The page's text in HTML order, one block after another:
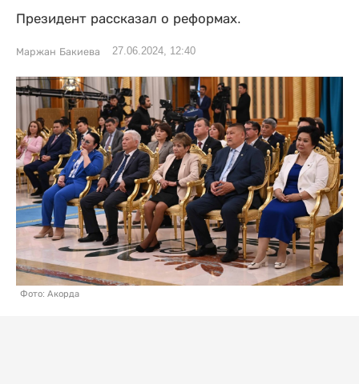
Президент рассказал о реформах.
Маржан Бакиева 27.06.2024, 12:40
Фото: Акорда